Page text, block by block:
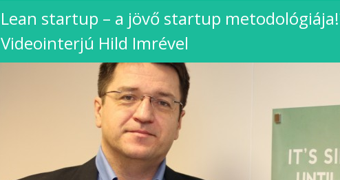
Lean startup – a jövő startup
Videointerjú Hild Imrével